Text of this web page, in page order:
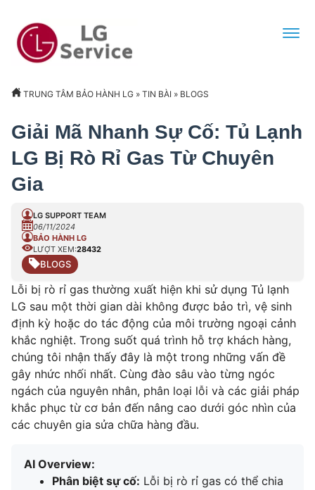
TRUNG TÂM BẢO HÀNH LG » TIN BÀI » BLOGS
Giải Mã Nhanh Sự Cố: Tủ Lạnh
LG Bị Rò Rỉ Gas Từ Chuyên
Gia
LG SUPPORT TEAM
06/11/2024
BẢO HÀNH LG
LƯỢT XEM:28432
BLOGS
Lỗi bị rò rỉ gas thường xuất hiện khi sử dụng Tủ lạnh
LG sau một thời gian dài không được bảo trì, vệ sinh
định kỳ hoặc do tác động của môi trường ngoại cảnh
khắc nghiệt. Trong suốt quá trình hỗ trợ khách hàng,
chúng tôi nhận thấy đây là một trong những vấn đề
gây nhức nhối nhất. Cùng đào sâu vào từng ngóc
ngách của nguyên nhân, phân loại lỗi và các giải pháp
khắc phục từ cơ bản đến nâng cao dưới góc nhìn của
các chuyên gia sửa chữa hàng đầu.
AI Overview:
Phân biệt sự cố: Lỗi bị rò rỉ gas có thể chia